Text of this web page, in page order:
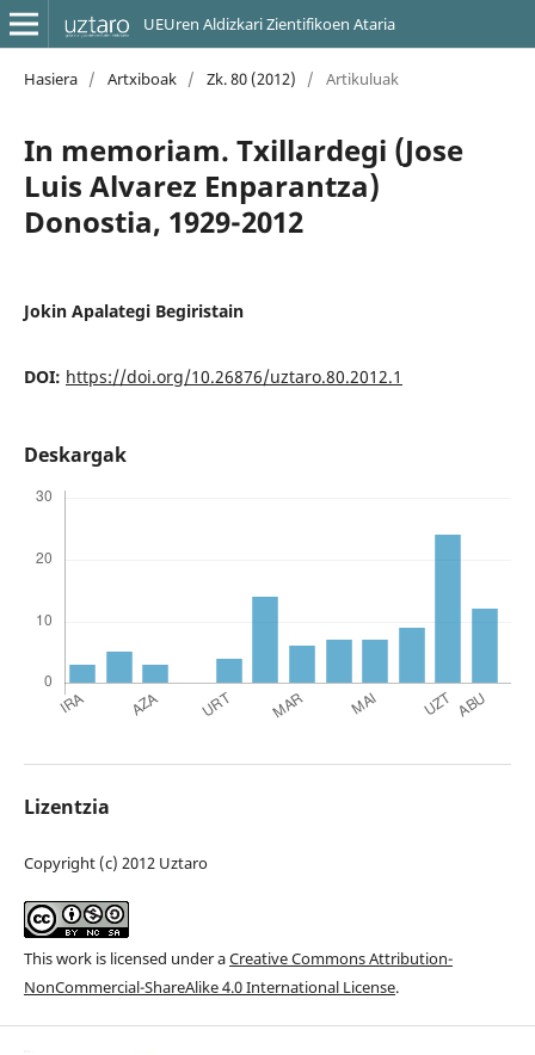
UEUren Aldizkari Zientifikoen Ataria
Hasiera / Artxiboak / Zk. 80 (2012) / Artikuluak
In memoriam. Txillardegi (Jose
Luis Alvarez Enparantza)
Donostia, 1929-2012
Jokin Apalategi Begiristain
DOI: https://doi.org/10.26876/uztaro.80.2012.1
Deskargak
Lizentzia
Copyright (c) 2012 Uztaro
This work is licensed under aCreative Commons Attribution-
NonCommercial-ShareAlike 4.0 International License.